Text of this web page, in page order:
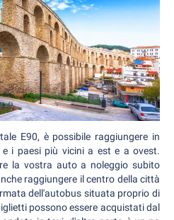
E90, è possibile raggiungere in
i paesi più vicini a est e a ovest.
la vostra auto a noleggio subito
raggiungere il centro della città
dell'autobus situata proprio di
possono essere acquistati dal